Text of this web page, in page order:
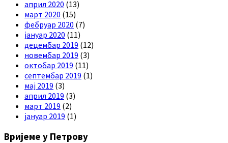
април 2020 (13)
март 2020 (15)
фебруар 2020 (7)
јануар 2020 (11)
децембар 2019 (12)
новембар 2019 (3)
октобар 2019 (11)
септембар 2019 (1)
мај 2019 (3)
април 2019 (3)
март 2019 (2)
јануар 2019 (1)
Вријеме у Петрову